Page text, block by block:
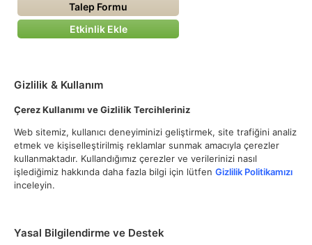
Talep Formu
Etkinlik Ekle
Gizlilik & Kullanım
Çerez Kullanımı ve Gizlilik Tercihleriniz
Web sitemiz, kullanıcı deneyiminizi geliştirmek, site trafiğini analiz
etmek ve kişiselleştirilmiş reklamlar sunmak amacıyla çerezler
kullanmaktadır. Kullandığımız çerezler ve verilerinizi nasıl
işlediğimiz hakkında daha fazla bilgi için lütfen Gizlilik Politikamızı
inceleyin.
Yasal Bilgilendirme ve Destek